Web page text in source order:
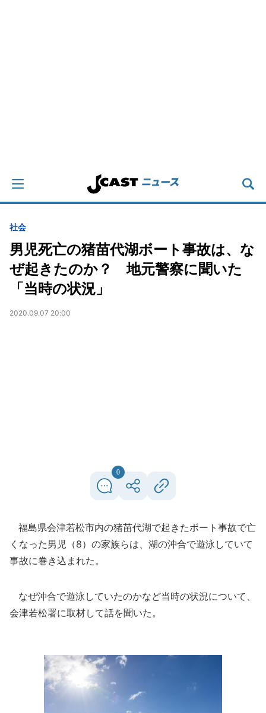
社会
男児死亡の猪苗代湖ボート事故は、な
ぜ起きたのか？ 地元警察に聞いた
「当時の状況」
2020.09.07 20:00
0
福島県会津若松市内の猪苗代湖で起きたボート事故で亡
くなった男児（8）の家族らは、湖の沖合で遊泳していて
事故に巻き込まれた。
なぜ沖合で遊泳していたのかなど当時の状況について、
会津若松署に取材して話を聞いた。